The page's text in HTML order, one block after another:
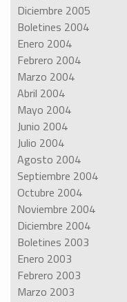
Diciembre 2005
Boletines 2004
Enero 2004
Febrero 2004
Marzo 2004
Abril 2004
Mayo 2004
Junio 2004
Julio 2004
Agosto 2004
Septiembre 2004
Octubre 2004
Noviembre 2004
Diciembre 2004
Boletines 2003
Enero 2003
Febrero 2003
Marzo 2003